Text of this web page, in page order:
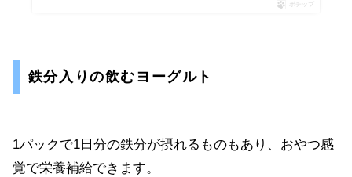
ポチップ
鉄分入りの飲むヨーグルト
1パックで1日分の鉄分が摂れるものもあり、おやつ感
覚で栄養補給できます。